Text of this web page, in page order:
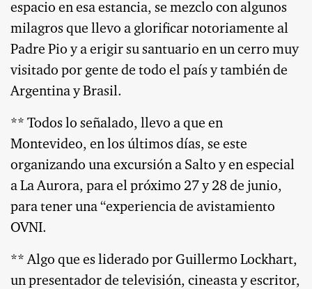
espacio en esa estancia, se mezclo con algunos
milagros que llevo a glorificar notoriamente al
Padre Pio y a erigir su santuario en un cerro muy
visitado por gente de todo el país y también de
Argentina y Brasil.
** Todos lo señalado, llevo a que en
Montevideo, en los últimos días, se este
organizando una excursión a Salto y en especial
a La Aurora, para el próximo 27 y 28 de junio,
para tener una “experiencia de avistamiento
OVNI.
** Algo que es liderado por Guillermo Lockhart,
un presentador de televisión, cineasta y escritor,